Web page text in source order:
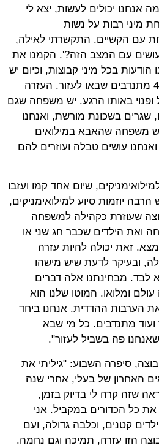
יכולים לעשות, יצא לי
מיני רבות על נשות
עם הקשיים. התקשרתי לאילה,
עם המצב הזה?'. הקמנו את
בכל מיני קבוצות, וכיום יש
בקבוצה 200 מגויסים ו-400 מתנדבים שבאו לעזור. העזרה
ופנוי באותו הרגע. יש משפחה שגם
שגרים בשכונת מורשת, ואנחנו
משפחה שהאבא במילואים
עושים טבלה ועוזרים להם
שיום אחד קמו ועזבו
יוזמות סיוע למילואימניקים,
שעוזרת כקהילה למשפחה
ואת הילדים שכבר חג שני או
זאת יכולה להיות עזרה
ובעיקר לדעת שיש מישהו
מבחינתנו אלה דברים
ומלואו. המוטו שלנו הוא
הערבות ההדדית. אנחנו ביחד
מתנדבים. כל מי שבא
פה בשביל לעזור".
סיפרה השבוע: "גיליתי את
האחרון של בעלי, אחרי שנה
שזה קרה לי בדיוק בזמן,
כל הכדורים במקביל. אני
מתקדם ועם עוד 3 ילדים קטנים, וכלבה גדולה, ועם
הזו עזרה, תמיכה וגם נחמה.